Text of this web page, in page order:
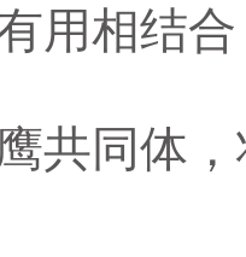
用相结
共同体